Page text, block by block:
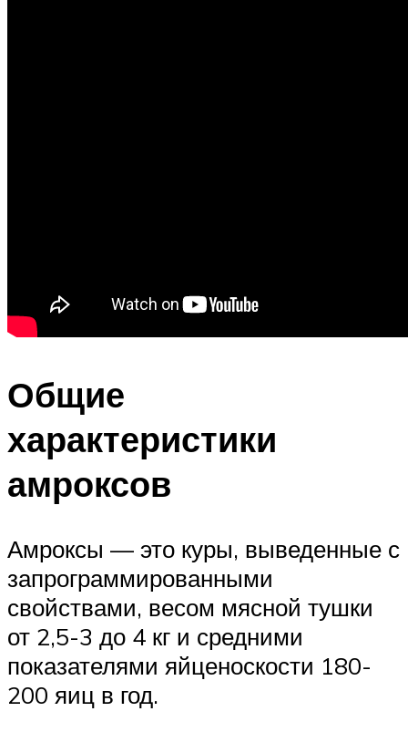
Общие
характеристики
амроксов
Амроксы — это куры, выведенные с
запрограммированными
свойствами, весом мясной тушки
от 2,5-3 до 4 кг и средними
показателями яйценоскости 180-
200 яиц в год.